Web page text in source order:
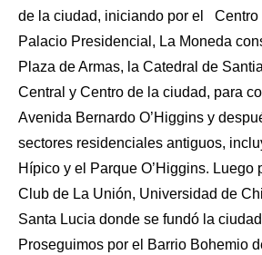
de la ciudad, iniciando por el Centro
Palacio Presidencial, La Moneda
Plaza de Armas, la Catedral de
Central y Centro de la ciudad, para
Avenida Bernardo O’Higgins y
sectores residenciales antiguos,
Hípico y el Parque O’Higgins. Luego
Club de La Unión, Universidad de
Santa Lucia donde se fundó la
Proseguimos por el Barrio Bohemio